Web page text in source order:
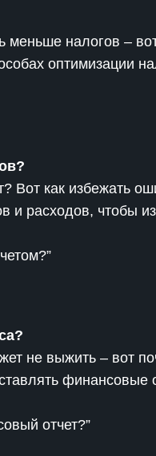
меньше налогов –
оптимизации
Вот как избежать
и расходов, чтобы
не выжить – вот
финансовые
отчет?”